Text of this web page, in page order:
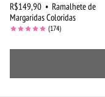
R$149,90 • Ramalhete de
Margaridas Coloridas
(174)